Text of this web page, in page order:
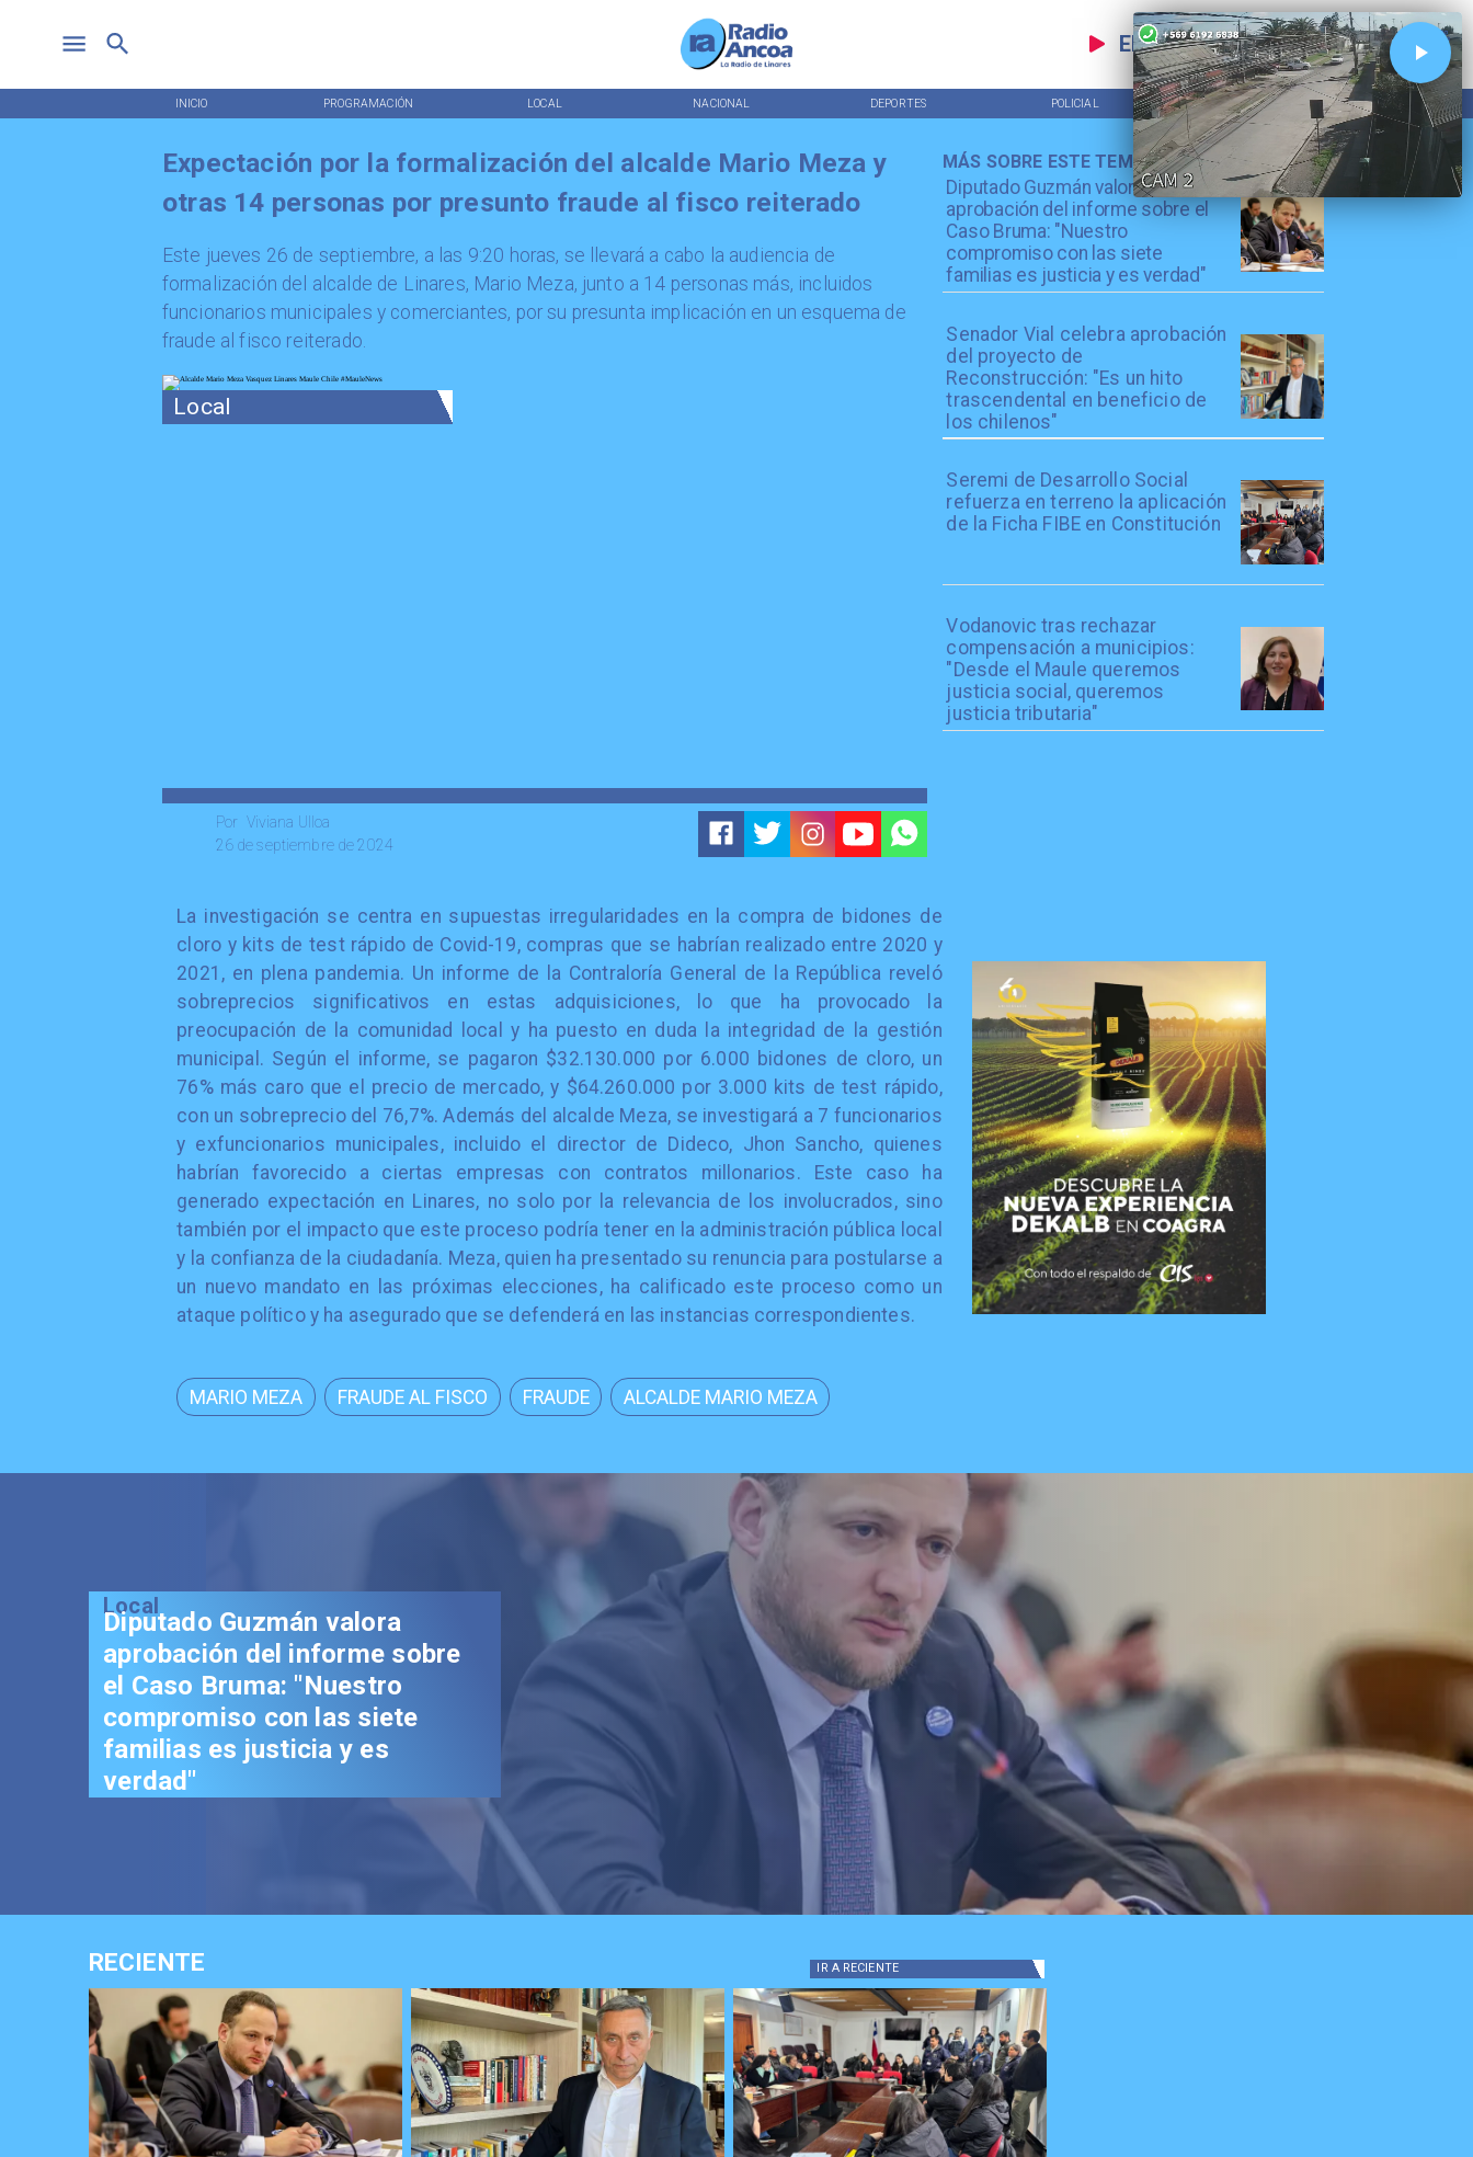
EN VIVO
INICIO PROGRAMACIÓN LOCAL NACIONAL DEPORTES POLICIAL TENDENCIAS
Local
Viviana Ulloa
Por
26 de septiembre de 2024
Diputado Guzmán valora
aprobación del informe sobre el
Caso Bruma: "Nuestro
compromiso con las siete
familias es justicia y es verdad"
Senador Vial celebra aprobación
del proyecto de
Reconstrucción: "Es un hito
trascendental en beneficio de
los chilenos"
Seremi de Desarrollo Social
refuerza en terreno la aplicación
de la Ficha FIBE en Constitución
Vodanovic tras rechazar
compensación a municipios:
"Desde el Maule queremos
justicia social, queremos
justicia tributaria"
MÁS SOBRE ESTE TEMA
Expectación por la formalización del alcalde Mario Meza y
otras 14 personas por presunto fraude al fisco reiterado
Este jueves 26 de septiembre, a las 9:20 horas, se llevará a cabo la audiencia de
formalización del alcalde de Linares, Mario Meza, junto a 14 personas más, incluidos
funcionarios municipales y comerciantes, por su presunta implicación en un esquema de
fraude al fisco reiterado.
La investigación se centra en supuestas irregularidades en la compra de bidones de
cloro y kits de test rápido de Covid-19, compras que se habrían realizado entre 2020 y
2021, en plena pandemia. Un informe de la Contraloría General de la República reveló
sobreprecios significativos en estas adquisiciones, lo que ha provocado la
preocupación de la comunidad local y ha puesto en duda la integridad de la gestión
municipal. Según el informe, se pagaron $32.130.000 por 6.000 bidones de cloro, un
76% más caro que el precio de mercado, y $64.260.000 por 3.000 kits de test rápido,
con un sobreprecio del 76,7%. Además del alcalde Meza, se investigará a 7 funcionarios
y exfuncionarios municipales, incluido el director de Dideco, Jhon Sancho, quienes
habrían favorecido a ciertas empresas con contratos millonarios. Este caso ha
generado expectación en Linares, no solo por la relevancia de los involucrados, sino
también por el impacto que este proceso podría tener en la administración pública local
y la confianza de la ciudadanía. Meza, quien ha presentado su renuncia para postularse a
un nuevo mandato en las próximas elecciones, ha calificado este proceso como un
ataque político y ha asegurado que se defenderá en las instancias correspondientes.
MARIO MEZA FRAUDE AL FISCO FRAUDE ALCALDE MARIO MEZA
Local
Diputado Guzmán valora
aprobación del informe sobre
el Caso Bruma: "Nuestro
compromiso con las siete
familias es justicia y es
verdad"
RECIENTE IR A RECIENTE